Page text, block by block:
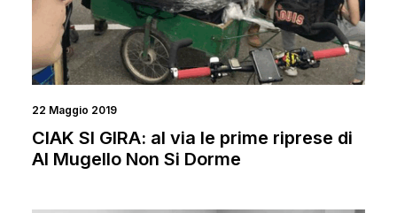
22 Maggio 2019
CIAK SI GIRA: al via le prime riprese di
Al Mugello Non Si Dorme